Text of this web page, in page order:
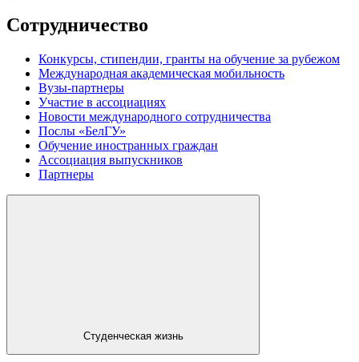
Сотрудничество
Конкурсы, стипендии, гранты на обучение за рубежом
Международная академическая мобильность
Вузы-партнеры
Участие в ассоциациях
Новости международного сотрудничества
Послы «БелГУ»
Обучение иностранных граждан
Ассоциация выпускников
Партнеры
Студенческая жизнь